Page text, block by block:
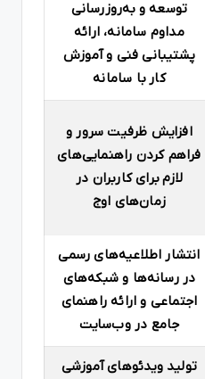
توسعه و به‌روزرسانی
مداوم سامانه، ارائه
پشتیبانی فنی و آموزش
کار با سامانه
افزایش ظرفیت سرور و
فراهم کردن راهنمایی‌های
لازم برای کاربران در
زمان‌های اوج
انتشار اطلاعیه‌های رسمی
در رسانه‌ها و شبکه‌های
اجتماعی و ارائه راهنمای
جامع در وب‌سایت
تولید ویدئوهای آموزشی